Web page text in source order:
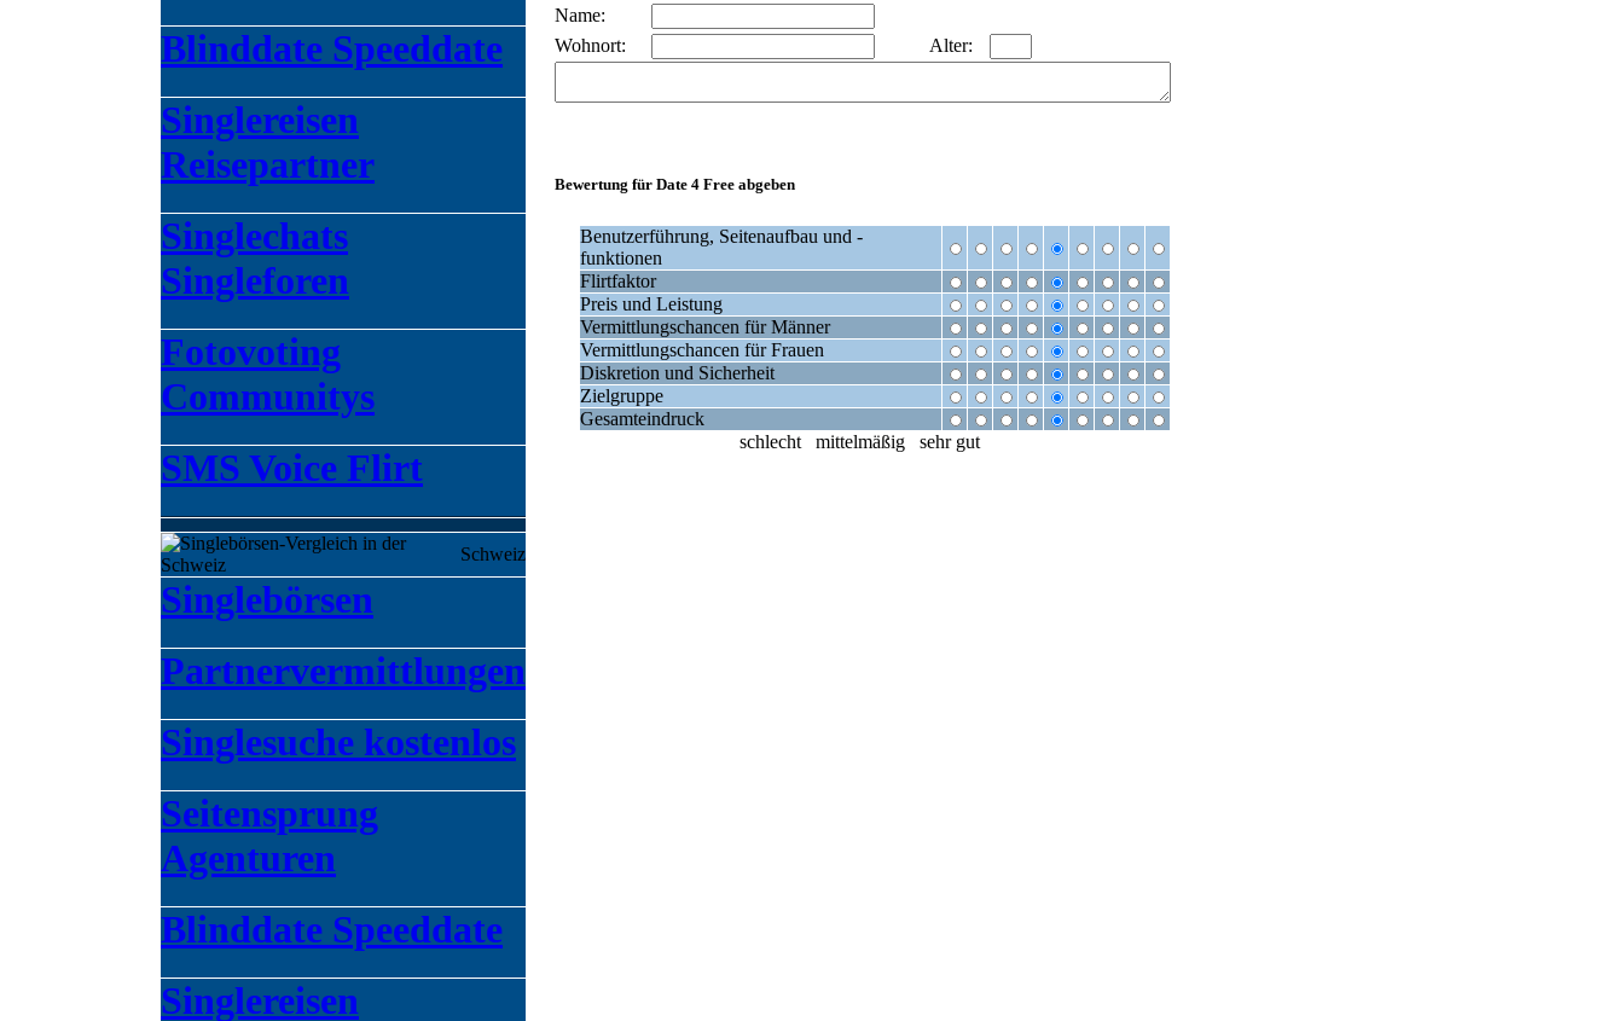
Blinddate Speeddate
Singlereisen
Reisepartner
Singlechats
Singleforen
Fotovoting
Communitys
SMS Voice Flirt
Schweiz
Singlebörsen
Partnervermittlungen
Singlesuche kostenlos
Seitensprung
Agenturen
Blinddate Speeddate
Singlereisen
Name:
Wohnort:
Alter:
Bewertung für Date 4 Free abgeben
Benutzerführung, Seitenaufbau und -
funktionen
Flirtfaktor
Preis und Leistung
Vermittlungschancen für Männer
Vermittlungschancen für Frauen
Diskretion und Sicherheit
Zielgruppe
Gesamteindruck
schlecht mittelmäßig sehr gut